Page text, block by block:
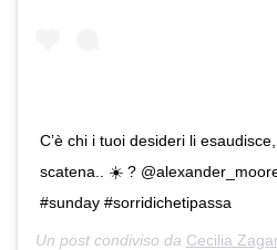
C’è chi i tuoi desideri li
scatena.. ☀️ ?
#sunday #sorridichetipassa
Un post condiviso da Cecilia